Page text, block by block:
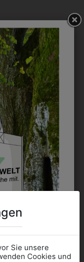
5mm ist
Logos und
Sehr vielseitig
ab 1 Stück
Details, jedoch
12 Stück
Sie unsere
Cookies und